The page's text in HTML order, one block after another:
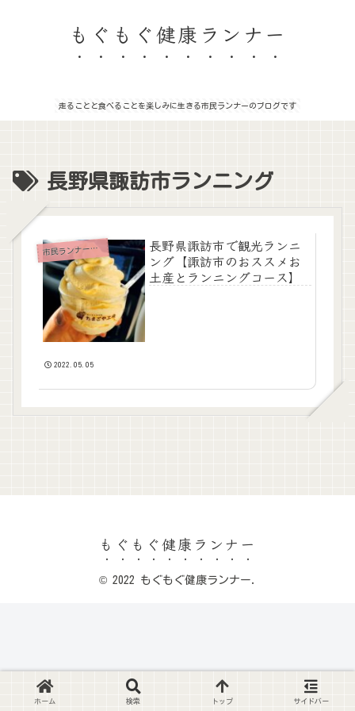
もぐもぐ健康ランナー
走ることと食べることを楽しみに生きる市民ランナーのブログです
長野県諏訪市ランニング
市民ランナーのつれづれ日記
長野県諏訪市で観光ランニ
ング【諏訪市のおススメお
土産とランニングコース】
2022.05.05
もぐもぐ健康ランナー
© 2022 もぐもぐ健康ランナー.
ホーム 検索 トップ サイドバー